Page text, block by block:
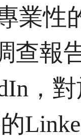
業
查報
，